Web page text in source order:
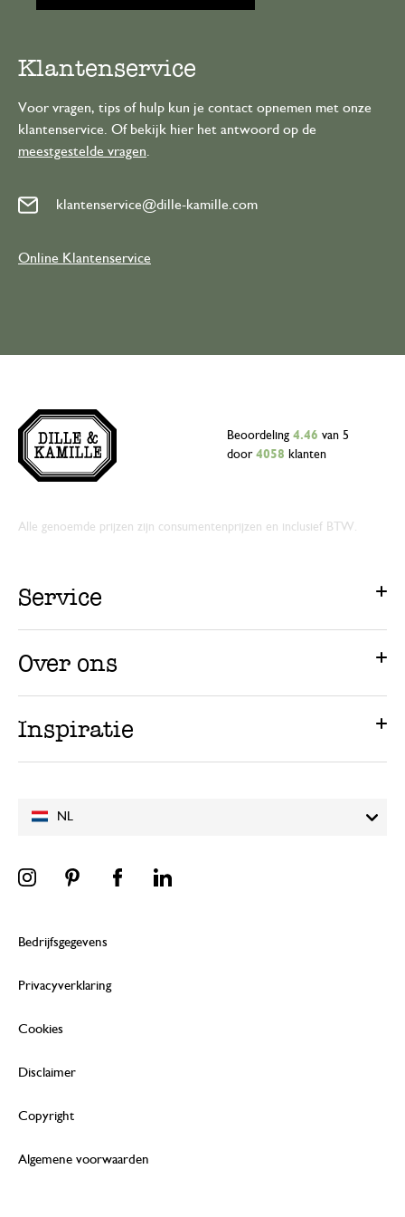
Klantenservice
Voor vragen, tips of hulp kun je contact opnemen met onze
klantenservice. Of bekijk hier het antwoord op de
meestgestelde vragen
klantenservice@dille-kamille.com
Online Klantenservice
NL
Beoordeling 4.46 van 5
door 4058 klanten
Alle genoemde prijzen zijn consumentenprijzen en inclusief BTW.
Service
Over ons
Inspiratie
Bedrijfsgegevens
Privacyverklaring
Cookies
Disclaimer
Copyright
Algemene voorwaarden